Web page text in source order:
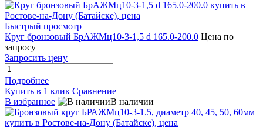
Быстрый просмотр
Круг бронзовый БрАЖМц10-3-1,5 d 165.0-200.0 Цена по
запросу
Запросить цену
Подробнее
Купить в 1 клик Сравнение
В избранное
В наличии